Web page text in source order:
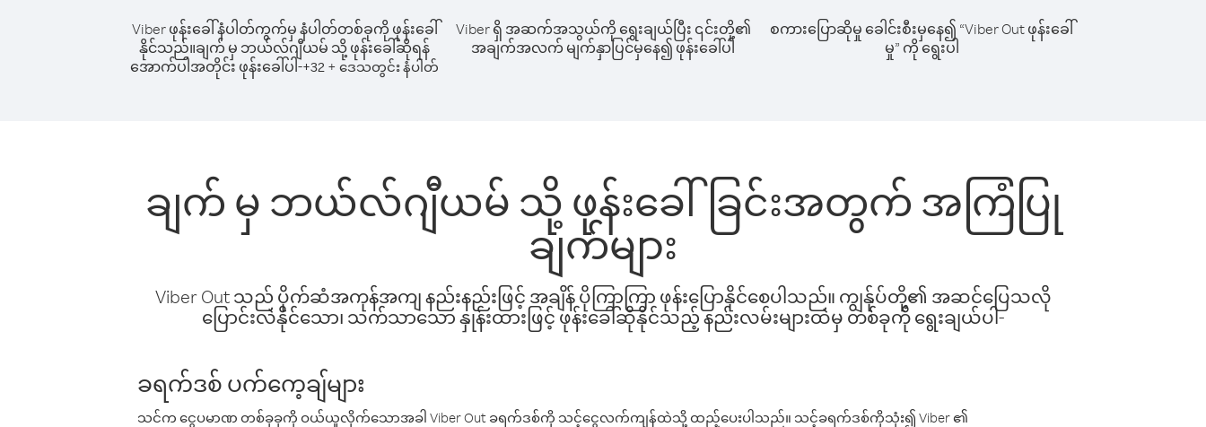
Viber ဖုန်းခေါ်နံပါတ်ကွက်မှ နံပါတ်တစ်ခုကို ဖုန်းခေါ်
နိုင်သည်။ချက် မှ ဘယ်လ်ဂျီယမ် သို့ ဖုန်းခေါ်ဆိုရန်
အောက်ပါအတိုင်း ဖုန်းခေါ်ပါ-+32 + ဒေသတွင်း နံပါတ်
Viber ရှိ အဆက်အသွယ်ကို ရွေးချယ်ပြီး ၎င်းတို့၏
အချက်အလက် မျက်နှာပြင်မှနေ၍ ဖုန်းခေါ်ပါ
စကားပြောဆိုမှု ခေါင်းစီးမှနေ၍ “Viber Out ဖုန်းခေါ်
မှု” ကို ရွေးပါ
ချက် မှ ဘယ်လ်ဂျီယမ် သို့ ဖုန်းခေါ်ခြင်းအတွက် အကြံပြု
ချက်များ
Viber Out သည် ပိုက်ဆံအကုန်အကျ နည်းနည်းဖြင့် အချိန် ပိုကြာကြာ ဖုန်းပြောနိုင်စေပါသည်။ ကျွန်ုပ်တို့၏ အဆင်ပြေသလို
ပြောင်းလဲနိုင်သော၊ သက်သာသော နှုန်းထားဖြင့် ဖုန်းခေါ်ဆိုနိုင်သည့် နည်းလမ်းများထဲမှ တစ်ခုကို ရွေးချယ်ပါ-
ခရက်ဒစ် ပက်ကေ့ချ်များ
သင်က ငွေပမာဏ တစ်ခုခုကို ဝယ်ယူလိုက်သောအခါ Viber Out ခရက်ဒစ်ကို သင့်ငွေလက်ကျန်ထဲသို့ ထည့်ပေးပါသည်။ သင့်ခရက်ဒစ်ကိုသုံး၍ Viber ၏